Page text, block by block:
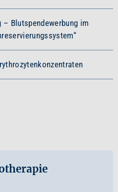
Blutspendewerbung im